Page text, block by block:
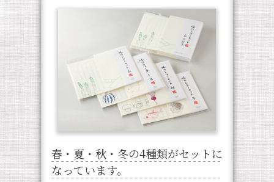
春・夏・秋・冬の4種類がセットに
なっています。